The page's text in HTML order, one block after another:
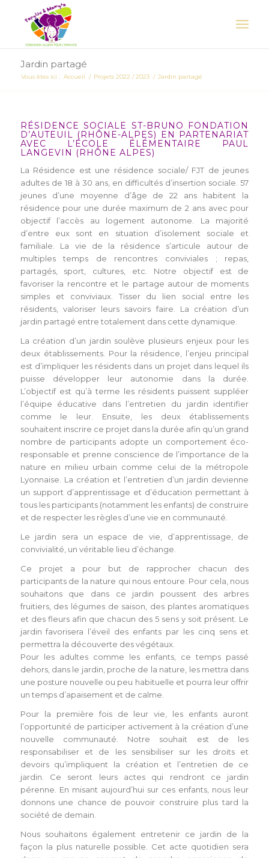
Jardin partagé
Vous êtes ici : Accueil / Projets 2022 / 2023 / Jardin partagé
RÉSIDENCE SOCIALE ST-BRUNO FONDATION
D’AUTEUIL (RHÔNE-ALPES) EN PARTENARIAT
AVEC L’ÉCOLE ÉLÉMENTAIRE PAUL
LANGEVIN (RHÔNE ALPES)
La Résidence est une résidence sociale/ FJT de jeunes
adultes de 18 à 30 ans, en difficultés d’insertion sociale. 57
jeunes d’une moyenne d’âge de 22 ans habitent la
résidence pour une durée maximum de 2 ans avec pour
objectif l’accès au logement autonome. La majorité
d’entre eux sont en situation d’isolement sociale et
familiale. La vie de la résidence s’articule autour de
multiples temps de rencontres conviviales ; repas,
partagés, sport, cultures, etc. Notre objectif est de
favoriser la rencontre et le partage autour de moments
simples et conviviaux. Tisser du lien social entre les
résidents, valoriser leurs savoirs faire. La création d’un
jardin partagé entre totalement dans cette dynamique.
La création d’un jardin soulève plusieurs enjeux pour les
deux établissements. Pour la résidence, l’enjeu principal
est d’impliquer les résidents dans un projet dans lequel ils
puisse développer leur autonomie dans la durée.
L’objectif est qu’à terme les résidents puissent suppléer
l’équipe éducative dans l’entretien du jardin identifier
comme le leur. Ensuite, les deux établissements
souhaitent inscrire ce projet dans la durée afin qu’un grand
nombre de participants adopte un comportement éco-
responsable et prenne conscience de l’importance de la
nature en milieu urbain comme celui de la métropole
Lyonnaise. La création et l’entretien d’un jardin devienne
un support d’apprentissage et d’éducation permettant à
tous les participants (notamment les enfants) de construire
et de respecter les règles d’une vie en communauté.
Le jardin sera un espace de vie, d’apprentissage, de
convivialité, un véritable lieu d’échange.
Ce projet a pour but de rapprocher chacun des
participants de la nature qui nous entoure. Pour cela, nous
souhaitons que dans ce jardin poussent des arbres
fruitiers, des légumes de saison, des plantes aromatiques
et des fleurs afin que chacun des 5 sens y soit présent. Le
jardin favorisera l’éveil des enfants par les cinq sens et
permettra la découverte des végétaux.
Pour les adultes comme les enfants, ce temps passé
dehors, dans le jardin, proche de la nature, les mettra dans
une posture nouvelle ou peu habituelle et pourra leur offrir
un temps d’apaisement et de calme.
Pour la première fois de leur vie, les enfants auront
l’opportunité de participer activement à la création d’une
nouvelle communauté. Notre souhait est de les
responsabiliser et de les sensibiliser sur les droits et
devoirs qu’impliquent la création et l’entretien de ce
jardin. Ce seront leurs actes qui rendront ce jardin
pérenne. En misant aujourd’hui sur ces enfants, nous leur
donnons une chance de pouvoir construire plus tard la
société de demain.
Nous souhaitons également entretenir ce jardin de la
façon la plus naturelle possible. Cet acte quotidien sera